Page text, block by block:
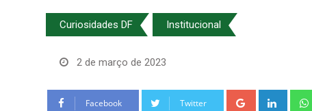
Curiosidades DF Institucional
2 de março de 2023
Facebook Twitter Google+